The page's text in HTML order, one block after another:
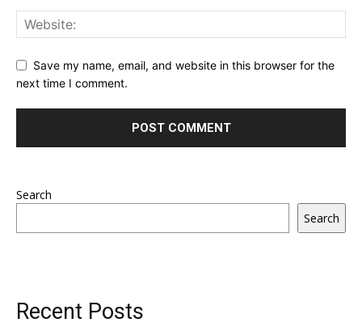
Save my name, email, and website in this browser for the
next time I comment.
Search
Search
Recent Posts